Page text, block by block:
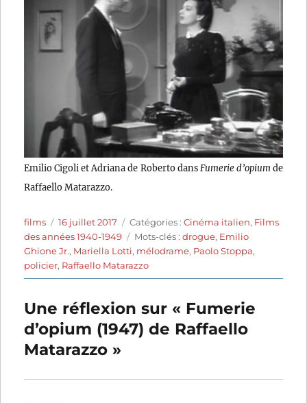
Emilio Cigoli et Adriana de Roberto dans Fumerie d’opium de
Raffaello Matarazzo.
Auteur
films
Publié
le
16 juillet 2017 Catégories
Catégories :Cinéma italien, Films
des années 1940-1949
Étiquettes
Mots-clés :drogue, Emilio
Ghione Jr., Mariella Lotti, mélodrame, Paolo Stoppa,
policier, Raffaello Matarazzo
Une réflexion sur « Fumerie
d’opium (1947) de Raffaello
Matarazzo »